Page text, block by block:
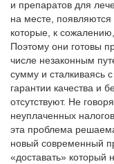
и препаратов для
на месте,
которые, к
Поэтому они готовы
числе незаконным
сумму и сталкиваясь
гарантии качества и
отсутствуют. Не
неуплаченных
эта проблема
новый современный
«доставать» который